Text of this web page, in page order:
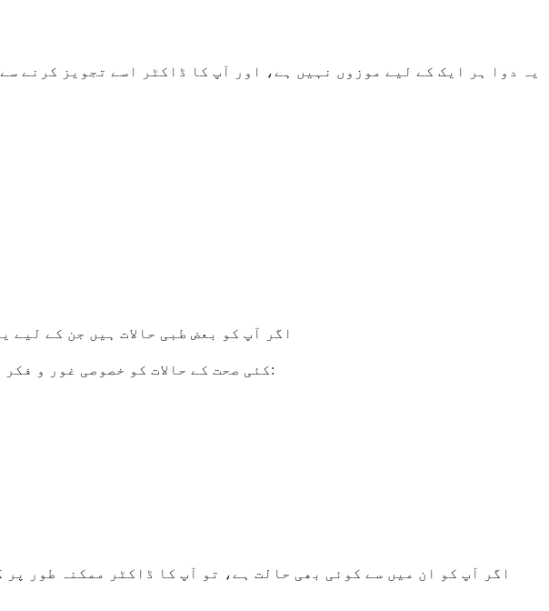
یہ دوا ہر ایک کے لیے موزوں نہیں ہے، اور آپ کا ڈاکٹر اسے تجویز کرنے
اگر آپ کو بعض طبی حالات ہیں جن کے
کئی صحت کے حالات کو خصوصی غور و فکر اور قریبی نگرانی کی ضرورت ہوتی ہے، حالانکہ وہ ضروری نہیں کہ آپ کو یہ دوا لینے سے روکیں:
اگر آپ کو ان میں سے کوئی بھی حالت ہے، تو آپ کا ڈاکٹر ممکنہ طور